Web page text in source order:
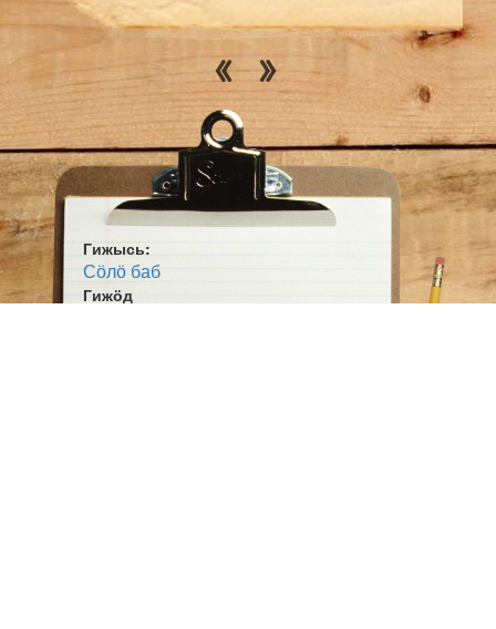
Гижысь:
Сӧлӧ баб
Гижӧд